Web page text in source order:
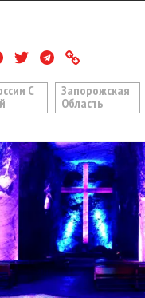
С
Запорожская
Область